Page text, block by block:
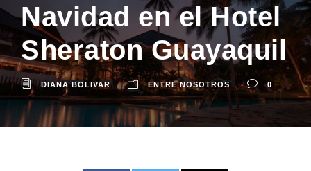
Navidad en el Hotel
Sheraton Guayaquil
DIANA BOLIVAR ENTRE NOSOTROS 0